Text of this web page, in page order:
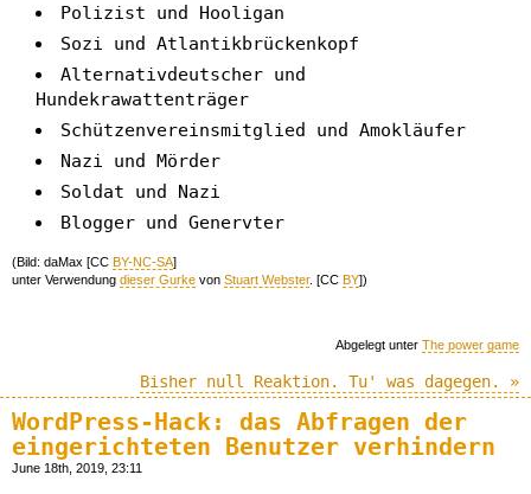
Polizist und Hooligan
Sozi und Atlantikbrückenkopf
Alternativdeutscher und
Hundekrawattenträger
Schützenvereinsmitglied und Amokläufer
Nazi und Mörder
Soldat und Nazi
Blogger und Genervter
(Bild: daMax [CC BY-NC-SA]
unter Verwendung dieser Gurke von Stuart Webster. [CC BY])
Abgelegt unter The power game
Bisher null Reaktion. Tu' was dagegen. »
WordPress-Hack: das Abfragen der
eingerichteten Benutzer verhindern
June 18th, 2019, 23:11